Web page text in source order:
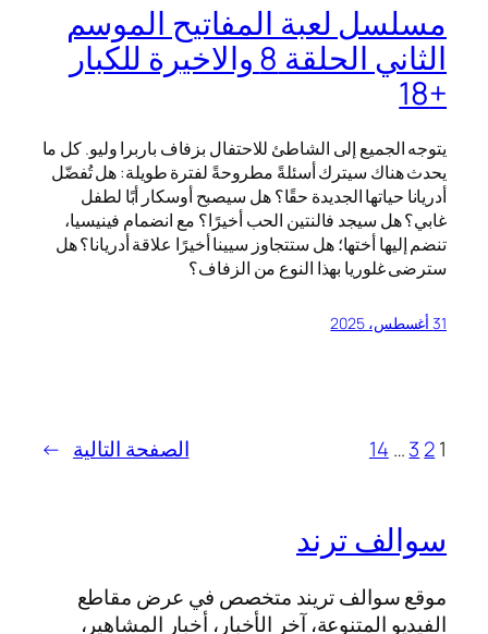
مسلسل لعبة المفاتيح الموسم
الثاني الحلقة 8 والاخيرة للكبار
+18
يتوجه الجميع إلى الشاطئ للاحتفال بزفاف باربرا وليو. كل ما
يحدث هناك سيترك أسئلةً مطروحةً لفترة طويلة: هل تُفضّل
أدريانا حياتها الجديدة حقًا؟ هل سيصبح أوسكار أبًا لطفل
غابي؟ هل سيجد فالنتين الحب أخيرًا؟ مع انضمام فينيسيا،
تنضم إليها أختها؛ هل ستتجاوز سيينا أخيرًا علاقة أدريانا؟ هل
سترضى غلوريا بهذا النوع من الزفاف؟
31 أغسطس، 2025
1
2
3
…
14 الصفحة التالية →
سوالف ترند
موقع سوالف تريند متخصص في عرض مقاطع
الفيديو المتنوعة، آخر الأخبار، أخبار المشاهير،